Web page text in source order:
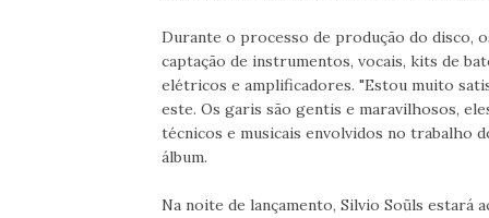
Durante o processo de produção do disco,
captação de instrumentos, vocais, kits de
elétricos e amplificadores. "Estou muito
este. Os garis são gentis e maravilhosos,
técnicos e musicais envolvidos no trabalho
álbum.
Na noite de lançamento, Silvio Soũls estará